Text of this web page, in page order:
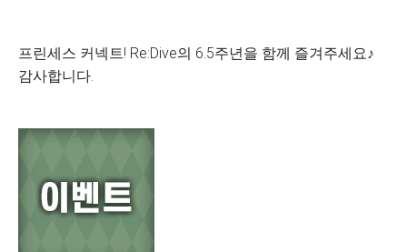
프린세스 커넥트! Re:Dive의 6.5주년을 함께 즐겨주세요♪
감사합니다.